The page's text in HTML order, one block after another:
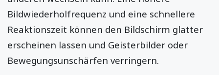
Bildwiederholfrequenz und eine schnellere
Reaktionszeit können den Bildschirm glatter
erscheinen lassen und Geisterbilder oder
Bewegungsunschärfen verringern.